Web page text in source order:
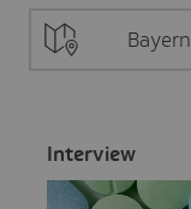
Bayern
Inter­view